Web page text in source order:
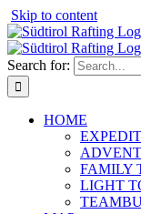
Skip to content
Search for:
HOME
FAMILY
LIGHT